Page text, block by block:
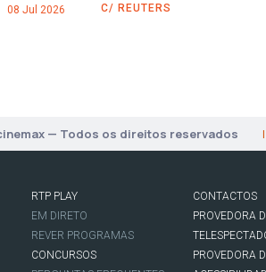
08 Jul 2026
C/ REUTERS
— Todos os direitos reservados |
RTP PLAY
EM DIRETO
REVER PROGRAMAS
CONCURSOS
CONTACTOS
PROVEDORA
PROVEDORA